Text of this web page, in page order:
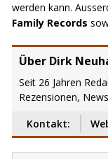
werden kann.
Family Records
Über Dirk
Seit 26 Jahren
Rezensionen,
Kontakt: